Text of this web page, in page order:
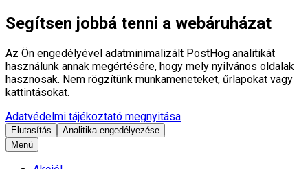
Segítsen jobbá tenni a webáruházat
Az Ön engedélyével adatminimalizált PostHog analitikát
használunk annak megértésére, hogy mely nyilvános oldalak
hasznosak. Nem rögzítünk munkameneteket, űrlapokat vagy
kattintásokat.
Adatvédelmi tájékoztató megnyitása
Elutasítás
Analitika engedélyezése
Menü